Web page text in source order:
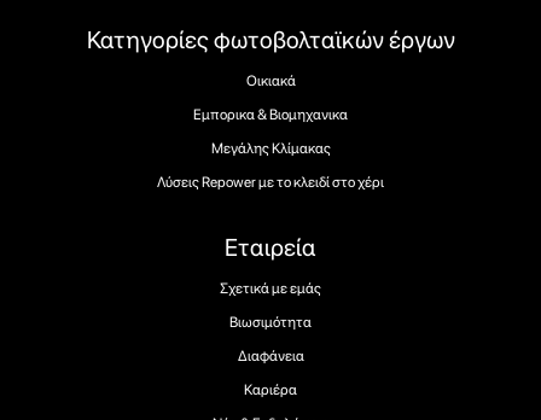
Εταιρεία
Σχετικά με εμάς
Βιωσιμότητα
Διαφάνεια
Καριέρα
Κατηγορίες φωτοβολταϊκών έργων
Οικιακά
Εμπορικα & Βιομηχανικα
Μεγάλης Κλίμακας
Λύσεις Repower με το κλειδί στο χέρι